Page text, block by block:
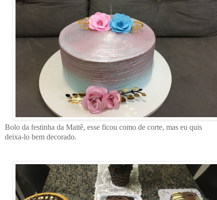
Bolo da festinha da Maitê, esse ficou como de corte, mas eu quis
deixa-lo bem decorado.